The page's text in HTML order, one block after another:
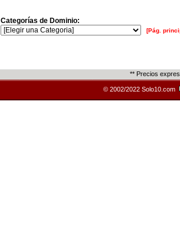
Categorías de Dominio:
[Pág.
** Precios
© 2002/2022 Solo10.com